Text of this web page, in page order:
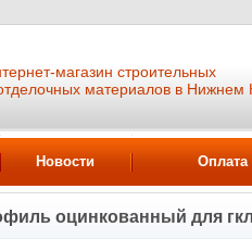
магазин строительных
материалов в Нижнем
Новости Оплата
оцинкованный для